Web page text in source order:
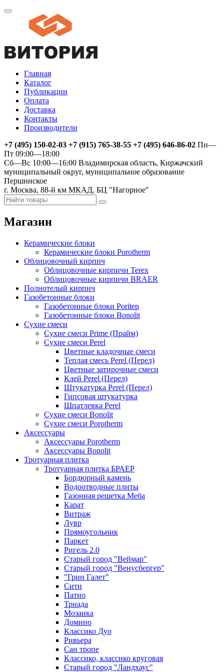
Главная
Каталог
Публикации
Оплата
Доставка
Контакты
Производители
+7 (495) 150-02-03 +7 (915) 765-38-55 +7 (495) 646-86-02 Пн—
Пт 09:00—18:00
Сб—Вс 10:00—16:00 Владимирская область, Киржачский
муниципальный округ, муниципальное образование
Першинское
г. Москва, 88-й км МКАД, БЦ "Нагорное"
Магазин
Керамические блоки
Керамические блоки Porotherm
Облицовочный кирпич
Облицовочные кирпичи Terex
Облицовочные кирпичи BRAER
Полнотелый кирпич
Газобетонные блоки
Газобетонные блоки Poritep
Газобетонные блоки Bonolit
Сухие смеси
Сухие смеси Prime (Прайм)
Сухие смеси Perel
Цветные кладочные смеси
Теплая смесь Perel (Перел)
Цветные затирочные смеси
Клей Perel (Перел)
Штукатурка Perel (Перел)
Гипсовая штукатурка
Шпатлевка Perel
Сухие смеси Bonolit
Сухие смеси Porotherm
Аксессуары
Аксессуары Porotherm
Аксессуары Bonolit
Тротуарная плитка
Тротуарная плитка БРАЕР
Бордюрный камень
Водоотводные плиты
Газонная решетка Меба
Карат
Витраж
Лувр
Прямоугольник
Паркет
Ригель 2.0
Старый город "Веймар"
Старый город "Венусбергер"
"Грин Галет"
Сити
Патио
Триада
Мозаика
Домино
Классико Дуо
Ривьера
Сан тропе
Классико, классико круговая
Старый город "Ландхаус"